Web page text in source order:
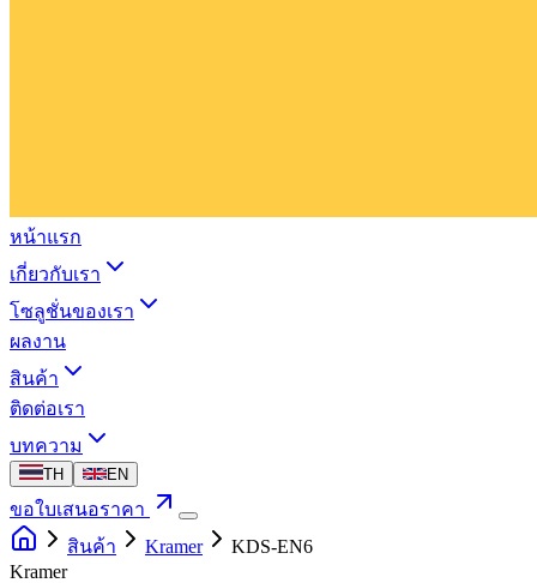
หน้าแรก
เกี่ยวกับเรา
โซลูชั่นของเรา
ผลงาน
สินค้า
ติดต่อเรา
บทความ
TH EN
ขอใบเสนอราคา
สินค้า
Kramer
KDS-EN6
Kramer